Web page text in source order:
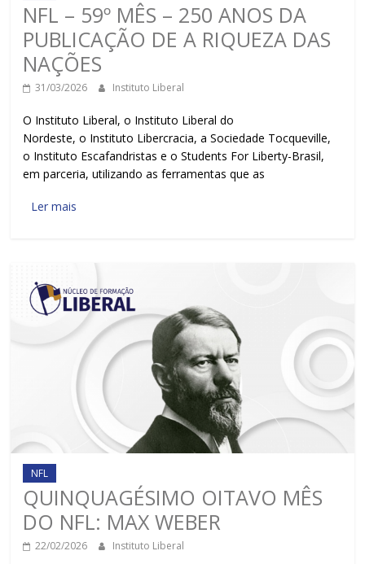
NFL – 59º MÊS – 250 ANOS DA
PUBLICAÇÃO DE A RIQUEZA DAS
NAÇÕES
31/03/2026 Instituto Liberal
O Instituto Liberal, o Instituto Liberal do
Nordeste, o Instituto Libercracia, a Sociedade Tocqueville,
o Instituto Escafandristas e o Students For Liberty-Brasil,
em parceria, utilizando as ferramentas que as
Ler mais
NFL
QUINQUAGÉSIMO OITAVO MÊS
DO NFL: MAX WEBER
22/02/2026 Instituto Liberal